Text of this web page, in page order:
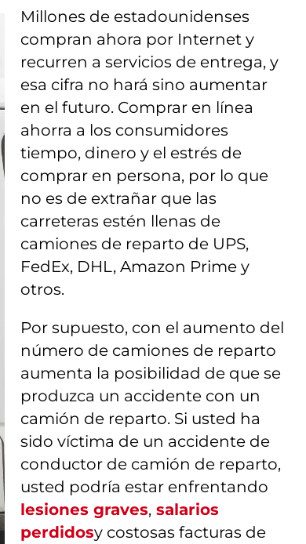
Millones de estadounidenses
compran ahora por Internet y
recurren a servicios de entrega, y
esa cifra no hará sino aumentar
en el futuro. Comprar en línea
ahorra a los consumidores
tiempo, dinero y el estrés de
comprar en persona, por lo que
no es de extrañar que las
carreteras estén llenas de
camiones de reparto de UPS,
FedEx, DHL, Amazon Prime y
otros.
Por supuesto, con el aumento del
número de camiones de reparto
aumenta la posibilidad de que se
produzca un accidente con un
camión de reparto. Si usted ha
sido víctima de un accidente de
conductor de camión de reparto,
usted podría estar enfrentando
lesiones graves, salarios
perdidosy costosas facturas de